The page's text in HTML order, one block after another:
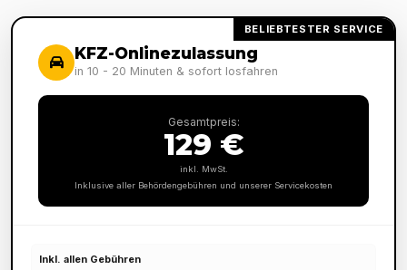
BELIEBTESTER SERVICE
KFZ-Onlinezulassung
in 10 - 20 Minuten & sofort losfahren
Gesamtpreis:
129 €
inkl. MwSt.
Inklusive aller Behördengebühren und unserer Servicekosten
Inkl. allen Gebühren